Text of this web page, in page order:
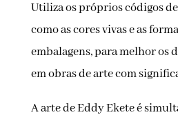
Utiliza os próprios códigos
como as cores vivas e as
embalagens, para melhor os
em obras de arte com
A arte de Eddy Ekete é